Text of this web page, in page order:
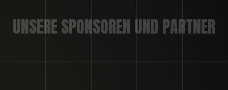
UNSERE SPONSOREN UND PARTNER